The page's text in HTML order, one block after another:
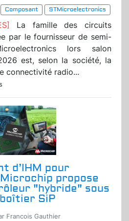
Composant
STMicroelectronics
La famille des circuits
par le fournisseur de semi-
lors salon
est, selon la société, la
connectivité radio...
d’IHM pour
propose
"hybride" sous
SiP
Francois Gauthier